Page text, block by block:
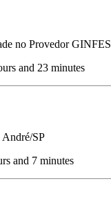
no Provedor GINFES
and 23 minutes
André/SP
and 7 minutes